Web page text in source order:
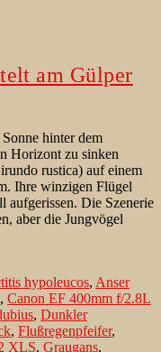
am Gülper
hinter dem
Horizont zu sinken
rustica) auf einem
Ihre winzigen Flügel
aufgerissen. Die Szenerie
aber die Jungvögel
hypoleucos, Anser
, Canon EF 400mm f/2.8L
, Dunkler
, Flußregenpfeifer,
XLS, Graugans,